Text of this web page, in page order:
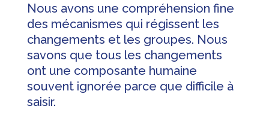
Nous avons une compréhension fine
des mécanismes qui régissent les
changements et les groupes. Nous
savons que tous les changements
ont une composante humaine
souvent ignorée parce que difficile à
saisir.